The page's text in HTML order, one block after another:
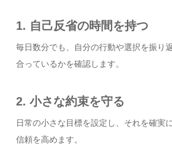
1. 自己反省の時間を持つ
毎日数分でも、自分の行動や選択を振り
合っているかを確認します。
2. 小さな約束を守る
日常の小さな目標を設定し、それを確実
信頼を高めます。